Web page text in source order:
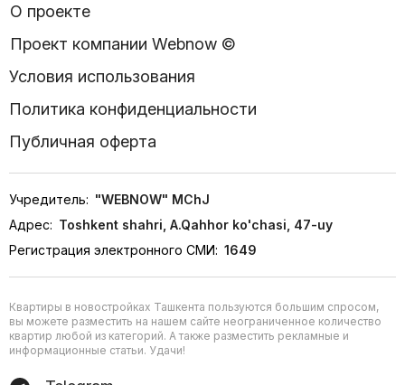
О проекте
Проект компании Webnow ©
Условия использования
Политика конфиденциальности
Публичная оферта
Учредитель: "WEBNOW" MChJ
Адрес: Toshkent shahri, A.Qahhor ko'chasi, 47-uy
Регистрация электронного СМИ: 1649
Квартиры в новостройках Ташкента пользуются большим спросом,
вы можете разместить на нашем сайте неограниченное количество
квартир любой из категорий. А также разместить рекламные и
информационные статьи. Удачи!